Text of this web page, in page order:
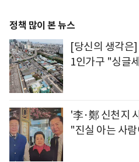
정책 많이 본 뉴스
[당신의 생각은
1인가구 "싱글
'李·鄭 신천지
"진실 아는 사